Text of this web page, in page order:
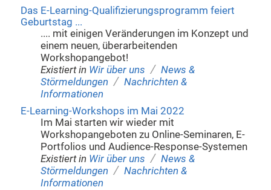
Das E-Learning-Qualifizierungsprogramm feiert
Geburtstag ...
.... mit einigen Veränderungen im Konzept und
einem neuen, überarbeitenden
Workshopangebot!
Existiert in Wir über uns / News &
Störmeldungen / Nachrichten &
Informationen
E-Learning-Workshops im Mai 2022
Im Mai starten wir wieder mit
Workshopangeboten zu Online-Seminaren, E-
Portfolios und Audience-Response-Systemen
Existiert in Wir über uns / News &
Störmeldungen / Nachrichten &
Informationen